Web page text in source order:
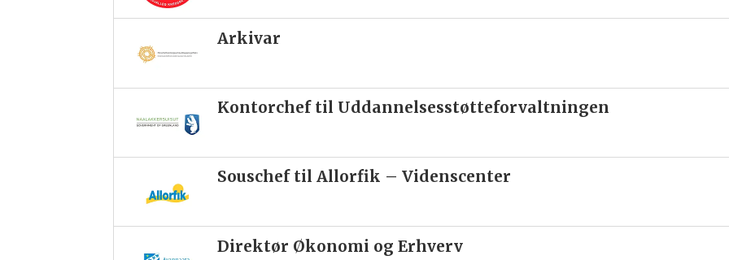
Arkivar
Kontorchef til Uddannelsesstøtteforvaltningen
Souschef til Allorfik – Videnscenter
Direktør Økonomi og Erhverv